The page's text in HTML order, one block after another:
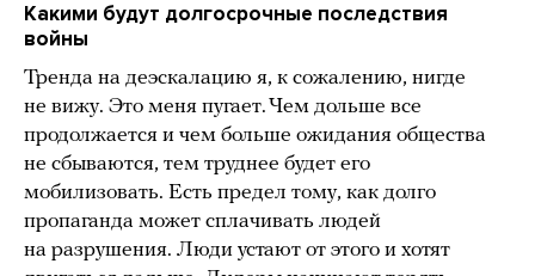
Какими будут долгосрочные последствия
войны
Тренда на деэскалацию я, к сожалению, нигде
не вижу. Это меня пугает. Чем дольше все
продолжается и чем больше ожидания общества
не сбываются, тем труднее будет его
мобилизовать. Есть предел тому, как долго
пропаганда может сплачивать людей
на разрушения. Люди устают от этого и хотят